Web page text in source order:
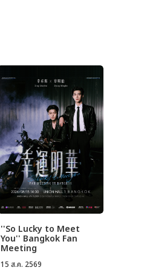
''So Lucky to Meet
You'' Bangkok Fan
Meeting
15 ส.ค. 2569